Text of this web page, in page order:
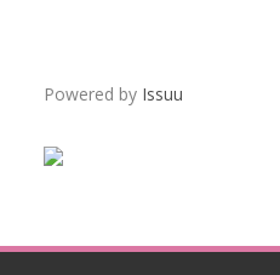
Powered by Issuu